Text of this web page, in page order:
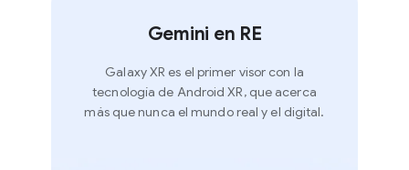
Gemini en RE
Galaxy XR es el primer visor con la
tecnología de Android XR, que acerca
más que nunca el mundo real y el digital.